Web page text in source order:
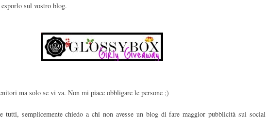
sul vostro blog.
ma solo se vi va. Non mi piace obbligare le persone ;)
tutti, semplicemente chiedo a chi non avesse un blog di fare maggior pubblicità sui social